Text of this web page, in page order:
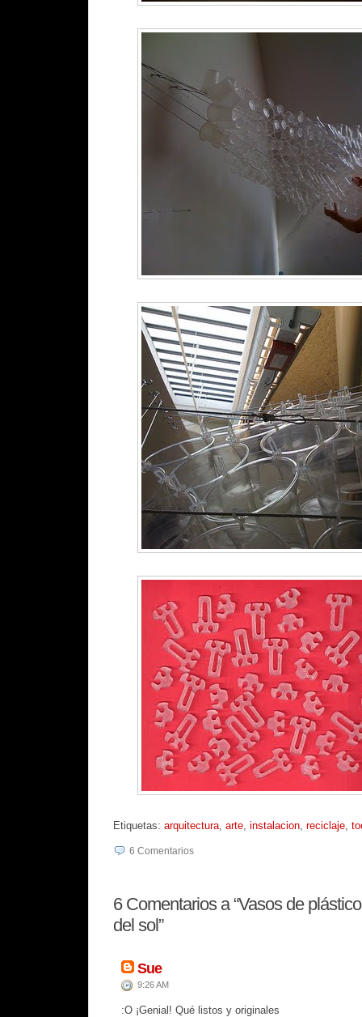
Etiquetas: arquitectura arte instalacion reciclaje
6 Comentarios
6Comentarios a “Vasos de
del sol”
Sue
9:26 AM
:O ¡Genial! Qué listos y originales